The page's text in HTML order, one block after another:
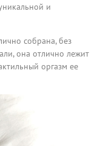
и
собрана, без
она отлично лежит
оргазм ее